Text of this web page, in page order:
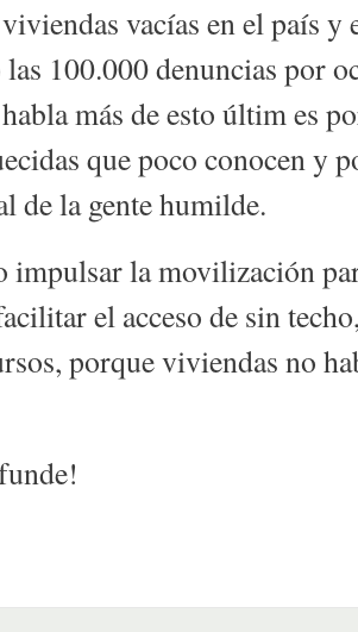
vacías en el país y
las 100.000 denuncias por
más de esto últim es
que poco conocen y
de la gente humilde.
impulsar la movilización
el acceso de sin
porque viviendas no